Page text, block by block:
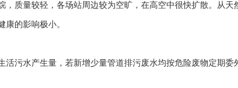
，质量较轻，各场站周边较为空旷，在高空中很快扩散。从
康的影响极小。
活污水产生量，若新增少量管道排污废水均按危险废物定期委